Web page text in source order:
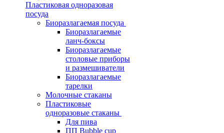
Пластиковая одноразовая
посуда
Биоразлагаемая посуда
Биоразлагаемые
ланч-боксы
Биоразлагаемые
столовые приборы
и размешиватели
Биоразлагаемые
тарелки
Молочные стаканы
Пластиковые
одноразовые стаканы
Для пива
ПП Bubble cup